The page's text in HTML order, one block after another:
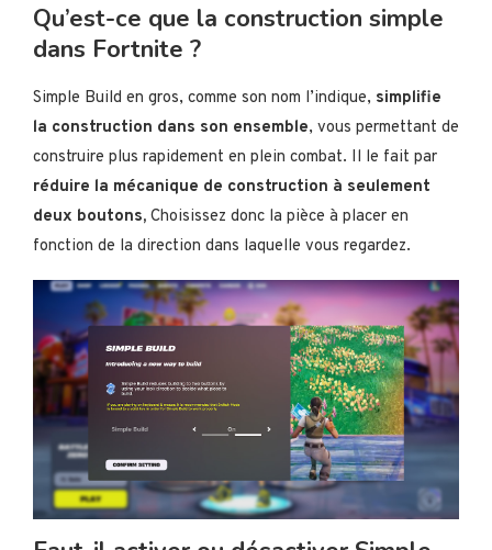
Qu’est-ce que la construction simple
dans Fortnite ?
Simple Build en gros, comme son nom l’indique, simplifie
la construction dans son ensemble, vous permettant de
construire plus rapidement en plein combat. Il le fait par
réduire la mécanique de construction à seulement
deux boutons, Choisissez donc la pièce à placer en
fonction de la direction dans laquelle vous regardez.